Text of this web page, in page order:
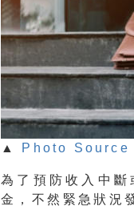
▲ Photo Source
為了預防收入中
金，不然緊急狀況